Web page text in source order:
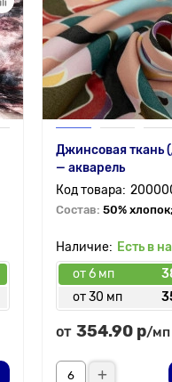
Джинсовая ткань
— акварель
Состав: 50%
Есть в
от 6 мп
от 30 мп
от 354.90 р/мп